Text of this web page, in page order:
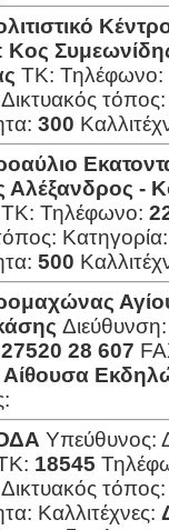
Κος
ΤΚ: Τηλέφωνο:
Δικτυακός
300
Αλέξανδρος -
ΤΚ: Τηλέφωνο:
500
27520 28 607
Αίθουσα
Υπεύθυνος:
18545
Δικτυακός
Καλλιτέχνες: